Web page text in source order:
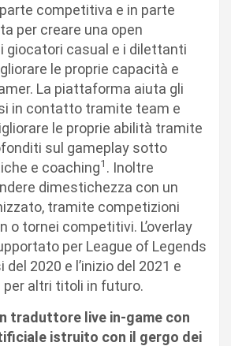
competitiva e in parte
per creare una open
giocatori casual e i dilettanti
le proprie capacità e
La piattaforma aiuta gli
in contatto tramite team e
le proprie abilità tramite
sul gameplay sotto
e coaching1 . Inoltre
dimestichezza con un
tramite competizioni
o tornei competitivi. L’overlay
per League of Legends
2020 e l’inizio del 2021 e
per altri titoli in futuro.
traduttore live in-game con
istruito con il gergo dei